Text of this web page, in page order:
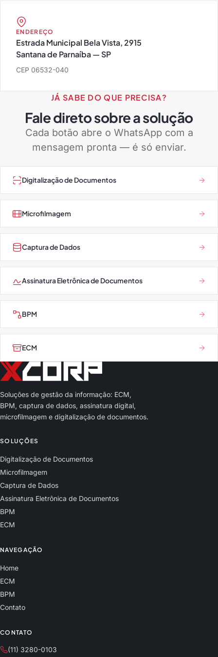
ENDEREÇO
Estrada Municipal Bela Vista, 2915
Santana de Parnaíba — SP
CEP 06532-040
JÁ SABE DO QUE PRECISA?
Fale direto sobre a solução
Cada botão abre o WhatsApp com a
mensagem pronta — é só enviar.
Digitalização de Documentos
Microfilmagem
Captura de Dados
Assinatura Eletrônica de Documentos
BPM
ECM
Soluções de gestão da informação: ECM,
BPM, captura de dados, assinatura digital,
microfilmagem e digitalização de documentos.
SOLUÇÕES
Digitalização de Documentos
Microfilmagem
Captura de Dados
Assinatura Eletrônica de Documentos
BPM
ECM
NAVEGAÇÃO
Home
ECM
BPM
Contato
CONTATO
(11) 3280-0103